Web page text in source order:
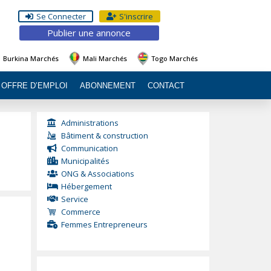
Se Connecter S'inscrire
Publier une annonce
Burkina Marchés Mali Marchés Togo Marchés
OFFRE D’EMPLOI ABONNEMENT CONTACT
Administrations
Bâtiment & construction
Communication
Municipalités
ONG & Associations
Hébergement
Service
Commerce
Femmes Entrepreneurs